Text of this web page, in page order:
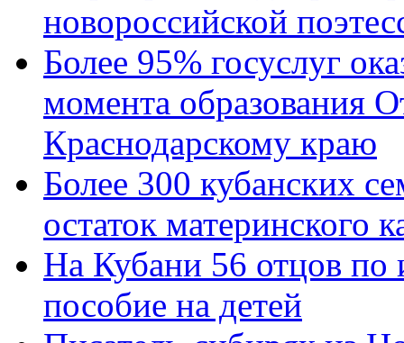
новороссийской
Более 95% госуслуг
момента образования
Краснодарскому краю
Более 300 кубанских
остаток материнского
На Кубани 56 отцов по
пособие на детей